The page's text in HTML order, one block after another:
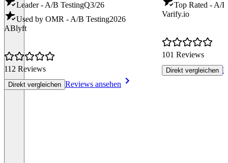
Leader - A/B TestingQ3/26
Used by OMR - A/B Testing2026
ABlyft
112 Reviews
Direkt vergleichen Reviews ansehen
Top Rated - A/
Varify.io
101 Reviews
Direkt vergleichen